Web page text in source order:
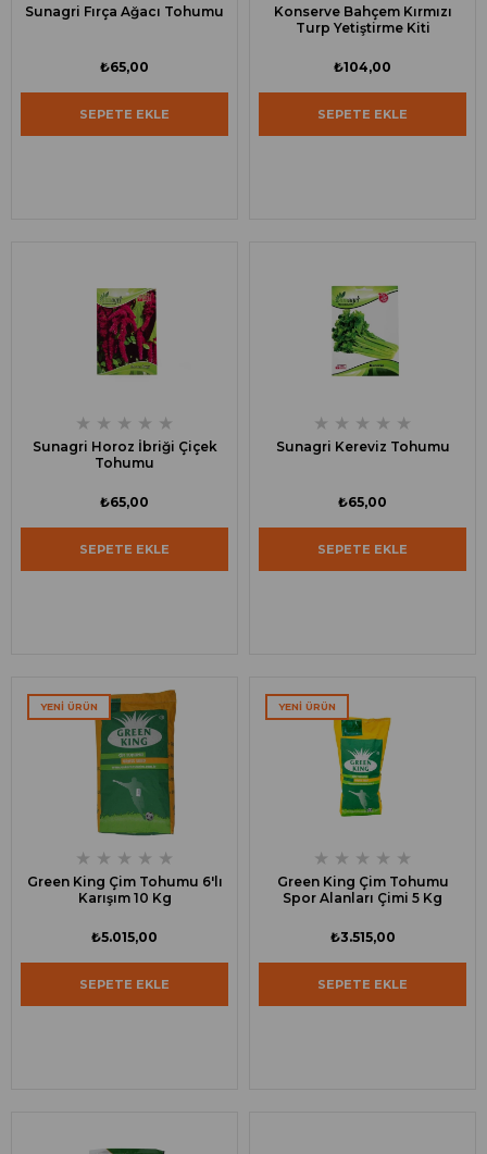
Sunagri Fırça Ağacı Tohumu
₺65,00
SEPETE EKLE
Konserve Bahçem Kırmızı
Turp Yetiştirme Kiti
₺104,00
SEPETE EKLE
★ ★ ★ ★ ★
Sunagri Horoz İbriği Çiçek
Tohumu
₺65,00
SEPETE EKLE
★ ★ ★ ★ ★
Sunagri Kereviz Tohumu
₺65,00
SEPETE EKLE
★ ★ ★ ★ ★
Green King Çim Tohumu 6'lı
Karışım 10 Kg
₺5.015,00
SEPETE EKLE
YENI ÜRÜN
★ ★ ★ ★ ★
Green King Çim Tohumu
Spor Alanları Çimi 5 Kg
₺3.515,00
SEPETE EKLE
YENI ÜRÜN